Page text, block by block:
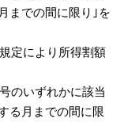
までの間に限り｣を
定により所得割額
のいずれかに該当
る月までの間に限